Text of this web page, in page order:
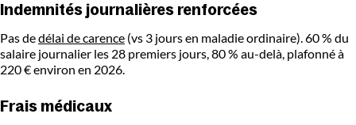
Indemnités journalières renforcées
Pas dedélai de carence (vs 3 jours en maladie ordinaire). 60 % du
salaire journalier les 28 premiers jours, 80 % au-delà, plafonné à
220 € environ en 2026.
Frais médicaux